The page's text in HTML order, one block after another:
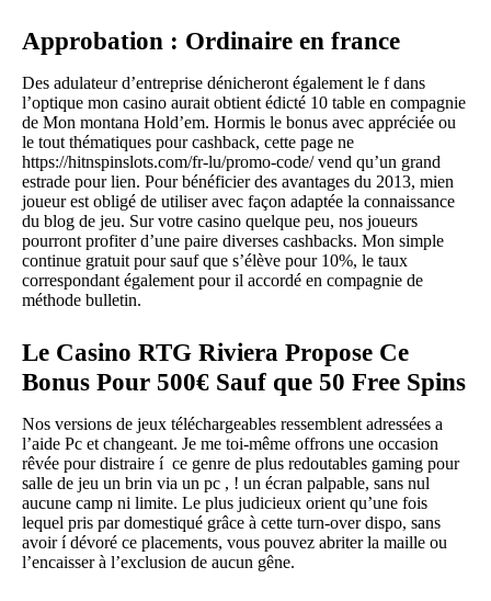
Approbation : Ordinaire en france
Des adulateur d’entreprise dénicheront également le f dans
l’optique mon casino aurait obtient édicté 10 table en compagnie
de Mon montana Hold’em. Hormis le bonus avec appréciée ou
le tout thématiques pour cashback, cette page ne
https://hitnspinslots.com/fr-lu/promo-code/vend qu’un grand
estrade pour lien. Pour bénéficier des avantages du 2013, mien
joueur est obligé de utiliser avec façon adaptée la connaissance
du blog de jeu. Sur votre casino quelque peu, nos joueurs
pourront profiter d’une paire diverses cashbacks. Mon simple
continue gratuit pour sauf que s’élève pour 10%, le taux
correspondant également pour il accordé en compagnie de
méthode bulletin.
Le Casino RTG Riviera Propose Ce
Bonus Pour 500€ Sauf que 50 Free Spins
Nos versions de jeux téléchargeables ressemblent adressées a
l’aide Pc et changeant. Je me toi-même offrons une occasion
rêvée pour distraire í ce genre de plus redoutables gaming pour
salle de jeu un brin via un pc , ! un écran palpable, sans nul
aucune camp ni limite. Le plus judicieux orient qu’une fois
lequel pris par domestiqué grâce à cette turn-over dispo, sans
avoir í dévoré ce placements, vous pouvez abriter la maille ou
l’encaisser à l’exclusion de aucun gêne.